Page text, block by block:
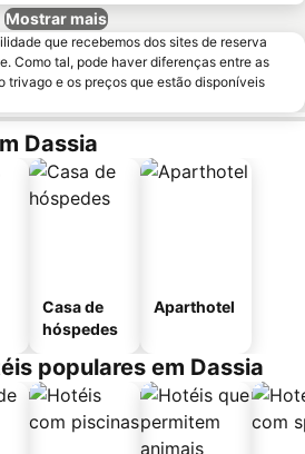
Mostrar mais
que recebemos dos sites de reserva
Como tal, pode haver diferenças entre as
trivago e os preços que estão disponíveis
Dassia
Casa de
hóspedes
Aparthotel
populares em Dassia